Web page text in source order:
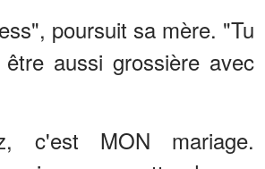
poursuit sa mère. "Tu
aussi grossière avec
c'est MON mariage.